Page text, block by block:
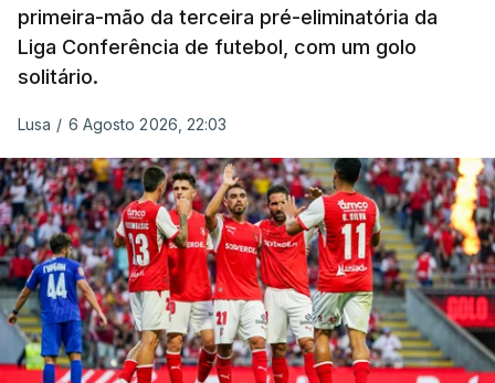
primeira-mão da terceira pré-eliminatória da
Liga Conferência de futebol, com um golo
solitário.
Lusa / 6 Agosto 2026, 22:03